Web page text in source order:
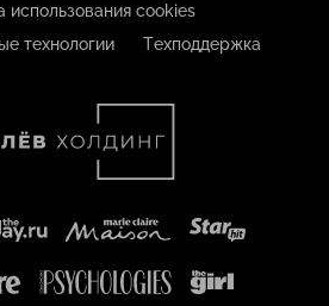
использования cookies
технологии
Техподдержка